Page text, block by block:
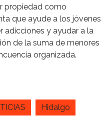
propiedad como
que ayude a los jóvenes
adicciones y ayudar a la
de la suma de menores
organizada.
Hidalgo